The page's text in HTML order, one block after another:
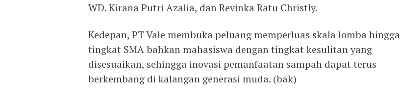
WD. Kirana Putri Azalia, dan Revinka Ratu Christly.
Kedepan, PT Vale membuka peluang memperluas skala lomba hingga
tingkat SMA bahkan mahasiswa dengan tingkat kesulitan yang
disesuaikan, sehingga inovasi pemanfaatan sampah dapat terus
berkembang di kalangan generasi muda. (bak)